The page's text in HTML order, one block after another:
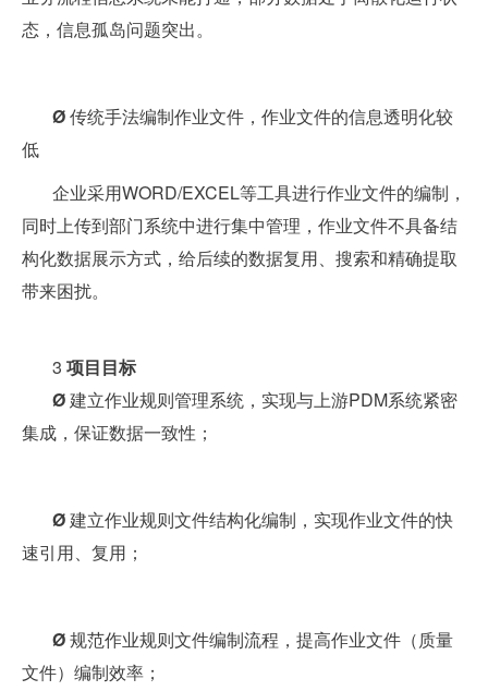
态，信息孤岛问题突出。
Ø传统手法编制作业文件，作业文件的信息透明化较
低
企业采用WORD/EXCEL等工具进行作业文件的编制，
同时上传到部门系统中进行集中管理，作业文件不具备结
构化数据展示方式，给后续的数据复用、搜索和精确提取
带来困扰。
3 项目目标
Ø建立作业规则管理系统，实现与上游PDM系统紧密
集成，保证数据一致性；
Ø建立作业规则文件结构化编制，实现作业文件的快
速引用、复用；
Ø规范作业规则文件编制流程，提高作业文件（质量
文件）编制效率；